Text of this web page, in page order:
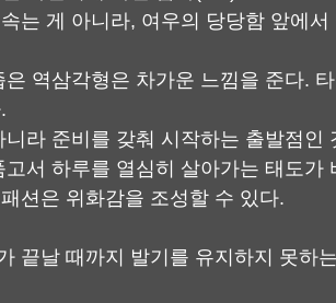
는 게 아니라, 여우의 당당함 앞에
역삼각형은 차가운 느낌을 준다.
라 준비를 갖춰 시작하는 출발점인
고서 하루를 열심히 살아가는 태도가
션은 위화감을 조성할 수 있다.
끝날 때까지 발기를 유지하지 못하